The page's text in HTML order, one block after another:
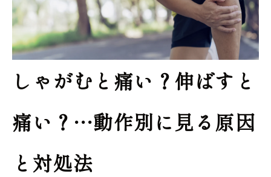
しゃがむと痛い？伸ばすと
痛い？…動作別に見る原因
と対処法